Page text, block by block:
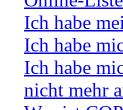
Ich habe
Ich habe
Ich habe
nicht mehr